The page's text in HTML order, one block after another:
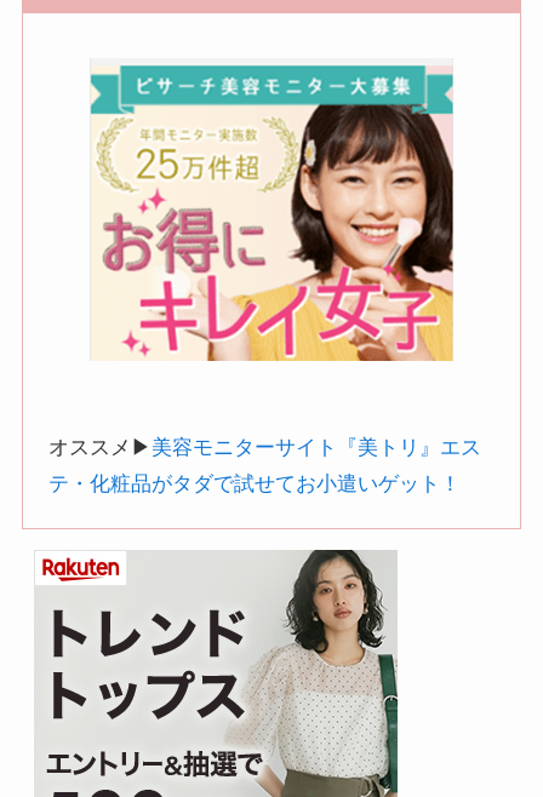
オススメ▶︎ 美容モニターサイト『美トリ』エス
テ・化粧品がタダで試せてお小遣いゲット！